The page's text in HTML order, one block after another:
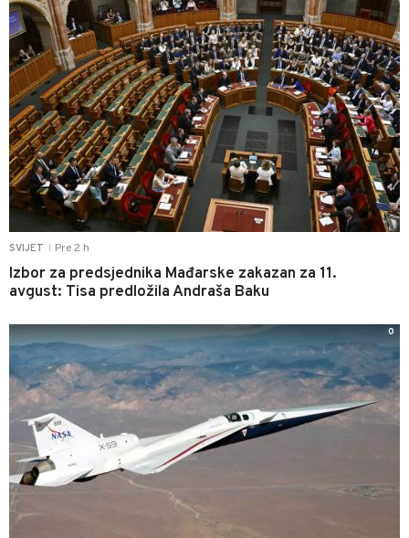
SVIJET Pre 2 h
Izbor za predsjednika Mađarske zakazan za 11.
avgust: Tisa predložila Andraša Baku
0